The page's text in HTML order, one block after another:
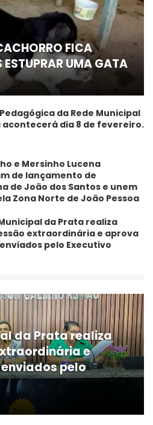
FICA
UMA GATA
da Rede Municipal
acontecerá dia 8 de fevereiro.
e Mersinho Lucena
de lançamento de
de João dos Santos e unem
Zona Norte de João Pessoa
da Prata realiza
extraordinária e aprova
pelo Executivo
da Prata realiza
e
pelo